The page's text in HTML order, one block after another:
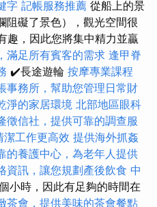
字 記帳服務推薦 從船上的景
阻礙了景色），觀光空間很
趣，因此您將集中精力並贏
滿足所有賓客的需求 逢甲脊
✔️長途遊輪 按摩專業課程
事務所，幫助您管理日常財
淨的家居環境 北部地區眼科
徵信社，提供可靠的調查服
工作更高效 提供海外抓姦
的養護中心，為老年人提供
資訊，讓您規劃產後飲食 中
小時，因此有足夠的時間在
茶會，提供美味的茶會餐點